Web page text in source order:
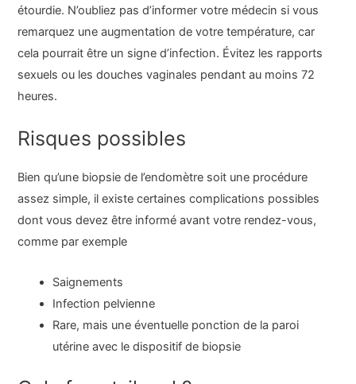
étourdie. N’oubliez pas d’informer votre médecin si vous
remarquez une augmentation de votre température, car
cela pourrait être un signe d’infection. Évitez les rapports
sexuels ou les douches vaginales pendant au moins 72
heures.
Risques possibles
Bien qu’une biopsie de l’endomètre soit une procédure
assez simple, il existe certaines complications possibles
dont vous devez être informé avant votre rendez-vous,
comme par exemple
Saignements
Infection pelvienne
Rare, mais une éventuelle ponction de la paroi
utérine avec le dispositif de biopsie